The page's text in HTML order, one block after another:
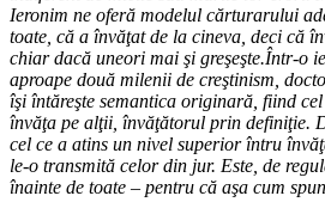
Ieronim ne oferă modelul cărturarului
toate, că a învăţat de la cineva, deci că
chiar dacă uneori mai şi greşeşte.Într-o
aproape două milenii de creştinism,
îşi întăreşte semantica originară, fiind
învăţa pe alţii, învăţătorul prin definiţie.
cel ce a atins un nivel superior întru
le-o transmită celor din jur. Este, de
înainte de toate – pentru că aşa cum